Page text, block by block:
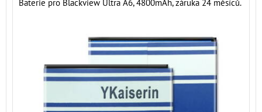
Baterie pro Blackview Ultra A6, 4800mAh, záruka 24 měsíců.